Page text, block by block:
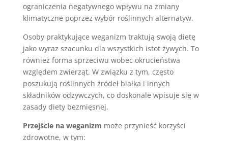
ograniczenia negatywnego wpływu na zmiany
klimatyczne poprzez wybór roślinnych alternatyw.
Osoby praktykujące weganizm traktują swoją dietę
jako wyraz szacunku dla wszystkich istot żywych. To
również forma sprzeciwu wobec okrucieństwa
względem zwierząt. W związku z tym, często
poszukują roślinnych źródeł białka i innych
składników odżywczych, co doskonale wpisuje się w
zasady diety bezmięsnej.
Przejście na weganizm może przynieść korzyści
zdrowotne, w tym: